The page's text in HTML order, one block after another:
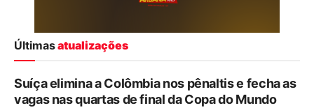
Últimasatualizações
Suíça elimina a Colômbia nos pênaltis e fecha as
vagas nas quartas de final da Copa do Mundo